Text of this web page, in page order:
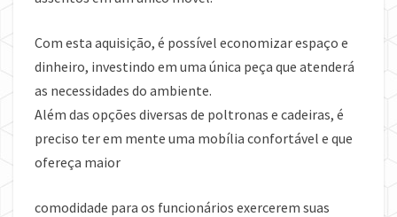
Com esta aquisição, é possível economizar espaço e
dinheiro, investindo em uma única peça que atenderá
as necessidades do ambiente.
Além das opções diversas de poltronas e cadeiras, é
preciso ter em mente uma mobília confortável e que
ofereça maior
comodidade para os funcionários exercerem suas